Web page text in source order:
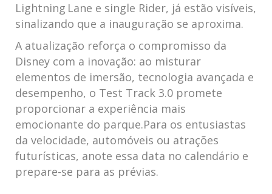
Lightning Lane e⁤ single Rider, já estão visíveis,
sinalizando que‍ a inauguração​ se aproxima.
A⁣ atualização reforça⁢ o‌ compromisso da
Disney com⁤ a inovação: ao ‍misturar
elementos de imersão, tecnologia ‍avançada e
desempenho, o Test Track 3.0 promete
proporcionar a experiência mais
emocionante do parque.Para os entusiastas
da ​velocidade, automóveis ou atrações⁢
futurísticas,‌ anote essa ⁤data no calendário e
prepare-se para as‌ prévias.